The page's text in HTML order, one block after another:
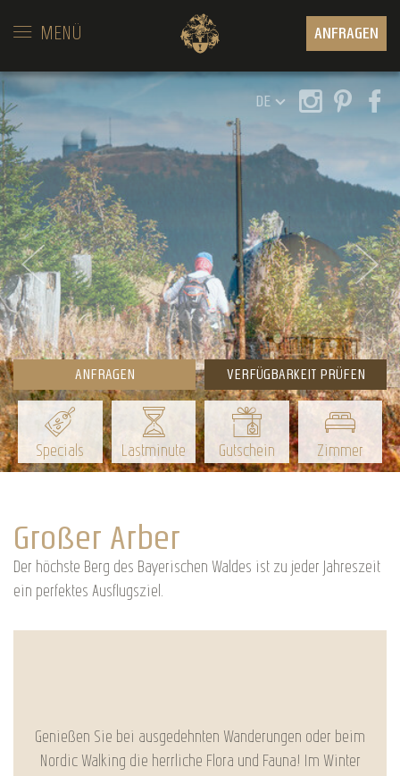
ANFRAGEN
MENÜ
DE
ANFRAGEN VERFÜGBARKEIT PRÜFEN
Specials Lastminute Gutschein Zimmer
Großer Arber
Der höchste Berg des Bayerischen Waldes ist zu jeder Jahreszeit
ein perfektes Ausflugsziel.
Genießen Sie bei ausgedehnten Wanderungen oder beim
Nordic Walking die herrliche Flora und Fauna! Im Winter